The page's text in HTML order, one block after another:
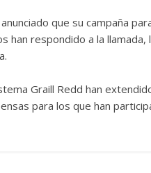
que su campaña
han respondido a la
Graill Redd han
para los que han
de 2026